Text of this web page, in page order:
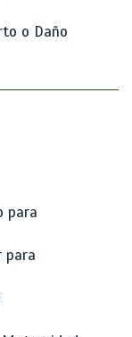
o Daño
para
para